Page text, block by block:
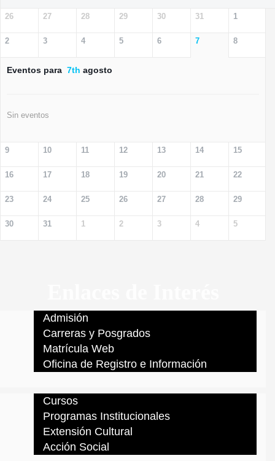
26 27 28 29 30 31 1
2 3 4 5 6 7 8
Eventos para 7th agosto
Sin eventos
9 10 11 12 13 14 15
16 17 18 19 20 21 22
23 24 25 26 27 28 29
30 31 1 2 3 4 5
Admisión
Carreras y Posgrados
Matrícula Web
Oficina de Registro e Información
Cursos
Programas Institucionales
Extensión Cultural
Acción Social